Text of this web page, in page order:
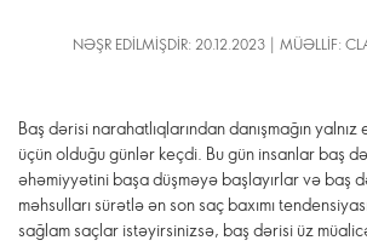
NƏŞR EDILMIŞDIR: 20.12.2023 | MÜƏLLIF:
Baş dərisi narahatlıqlarından danışmağın
üçün olduğu günlər keçdi. Bu gün insanlar baş
əhəmiyyətini başa düşməyə başlayırlar və baş
məhsulları sürətlə ən son saç baxımı
sağlam saçlar istəyirsinizsə, baş dərisi üz